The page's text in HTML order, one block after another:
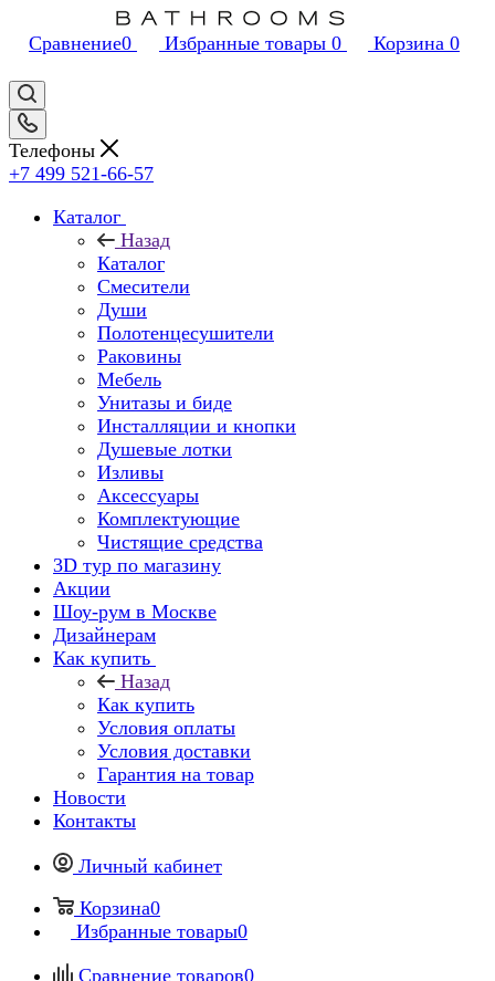
Сравнение0 Избранные товары 0 Корзина 0
Телефоны
+7 499 521-66-57
Каталог
Назад
Каталог
Смесители
Души
Полотенцесушители
Раковины
Мебель
Унитазы и биде
Инсталляции и кнопки
Душевые лотки
Изливы
Аксессуары
Комплектующие
Чистящие средства
3D тур по магазину
Акции
Шоу-рум в Москве
Дизайнерам
Как купить
Назад
Как купить
Условия оплаты
Условия доставки
Гарантия на товар
Новости
Контакты
Личный кабинет
Корзина0
Избранные товары0
Сравнение товаров0